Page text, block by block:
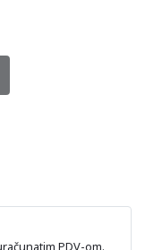
PDV-om.